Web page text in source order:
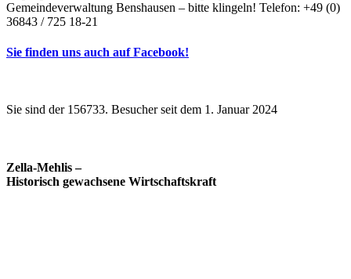
Gemeindeverwaltung Benshausen – bitte klingeln! Telefon: +49 (0)
36843 / 725 18-21
Sie finden uns auch auf Facebook!
Sie sind der 156733. Besucher seit dem 1. Januar 2024
Zella-Mehlis –
Historisch gewachsene Wirtschaftskraft